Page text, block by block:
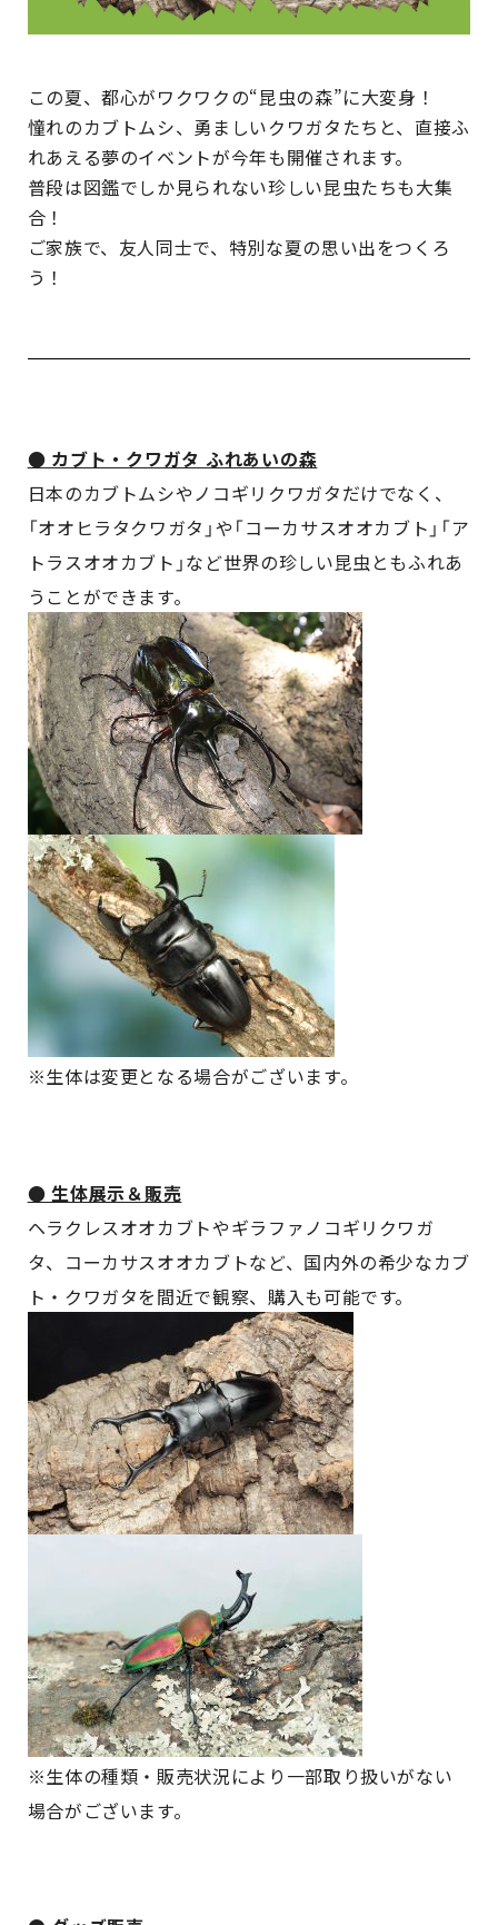
この夏、都心がワクワクの“昆虫の森”に大変身！
憧れのカブトムシ、勇ましいクワガタたちと、直接ふ
れあえる夢のイベントが今年も開催されます。
普段は図鑑でしか見られない珍しい昆虫たちも大集
合！
ご家族で、友人同士で、特別な夏の思い出をつくろ
う！
● カブト・クワガタ ふれあいの森
日本のカブトムシやノコギリクワガタだけでなく、
「オオヒラタクワガタ」や「コーカサスオオカブト」「ア
トラスオオカブト」など世界の珍しい昆虫ともふれあ
うことができます。
※生体は変更となる場合がございます。
● 生体展示＆販売
ヘラクレスオオカブトやギラファノコギリクワガ
タ、コーカサスオオカブトなど、国内外の希少なカブ
ト・クワガタを間近で観察、購入も可能です。
※生体の種類・販売状況により一部取り扱いがない
場合がございます。